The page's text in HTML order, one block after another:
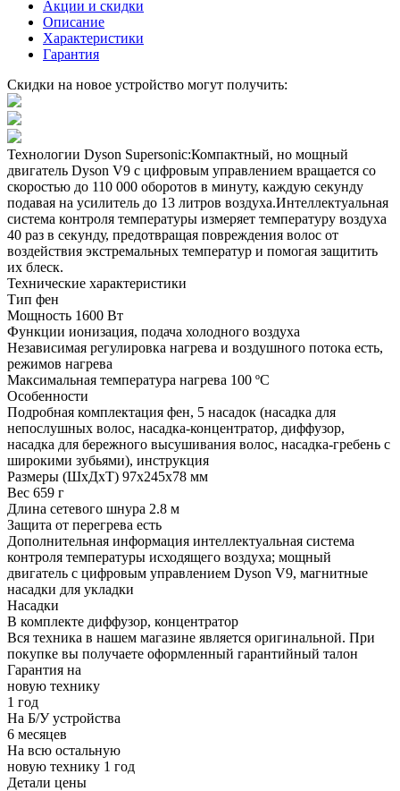
Акции и скидки
Описание
Характеристики
Гарантия
Скидки на новое устройство могут получить:
Технологии Dyson Supersonic:Компактный, но мощный
двигатель Dyson V9 с цифровым управлением вращается со
скоростью до 110 000 оборотов в минуту, каждую секунду
подавая на усилитель до 13 литров воздуха.Интеллектуальная
система контроля температуры измеряет температуру воздуха
40 раз в секунду, предотвращая повреждения волос от
воздействия экстремальных температур и помогая защитить
их блеск.
Технические характеристики
Тип фен
Мощность 1600 Вт
Функции ионизация, подача холодного воздуха
Независимая регулировка нагрева и воздушного потока есть,
режимов нагрева
Максимальная температура нагрева 100 ºС
Особенности
Подробная комплектация фен, 5 насадок (насадка для
непослушных волос, насадка-концентратор, диффузор,
насадка для бережного высушивания волос, насадка-гребень с
широкими зубьями), инструкция
Размеры (ШхДхТ) 97x245x78 мм
Вес 659 г
Длина сетевого шнура 2.8 м
Защита от перегрева есть
Дополнительная информация интеллектуальная система
контроля температуры исходящего воздуха; мощный
двигатель с цифровым управлением Dyson V9, магнитные
насадки для укладки
Насадки
В комплекте диффузор, концентратор
Вся техника в нашем магазине является оригинальной. При
покупке вы получаете оформленный гарантийный талон
Гарантия на
новую технику
1 год
На Б/У устройства
6 месяцев
На всю остальную
новую технику 1 год
Детали цены